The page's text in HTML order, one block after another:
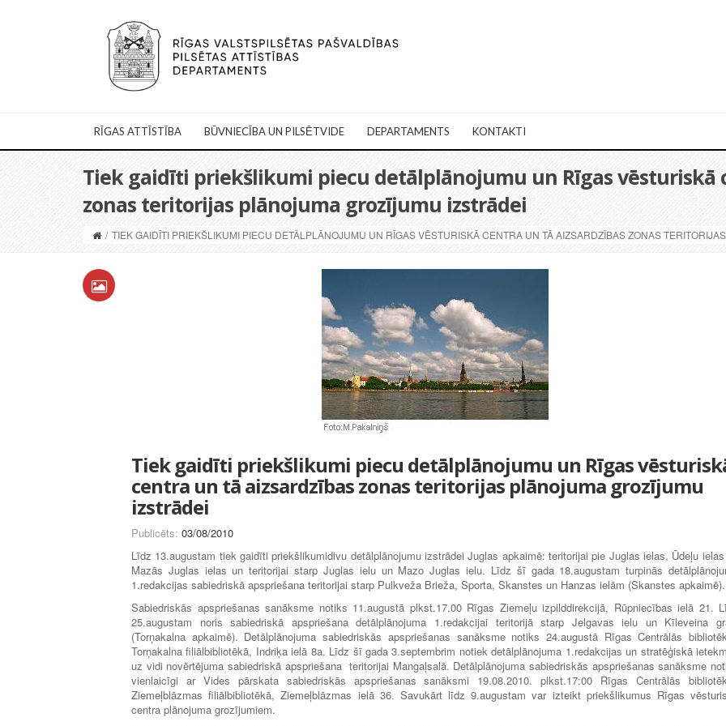
RĪGAS ATTĪSTĪBA BŪVNIECĪBA UN PILSĒTVIDE DEPARTAMENTS KONTAKTI
Tiek gaidīti priekšlikumi piecu detālplānojumu un Rīgas vēsturiskā
zonas teritorijas plānojuma grozījumu izstrādei
/ TIEK GAIDĪTI PRIEKŠLIKUMI PIECU DETĀLPLĀNOJUMU UN RĪGAS VĒSTURISKĀ CENTRA UN TĀ AIZSARDZĪBAS ZONAS
Tiek gaidīti priekšlikumi piecu detālplānojumu un Rīgas
centra un tā aizsardzības zonas teritorijas plānojuma grozījumu
izstrādei
Publicēts: 03/08/2010
Līdz 13.augustam tiek gaidīti priekšlikumidivu detālplānojumu izstrādei Juglas apkaimē: teritorijai pie Juglas ielas, Ūdeļu
Mazās Juglas ielas un teritorijai starp Juglas ielu un Mazo Juglas ielu. Līdz šī gada 18.augustam turpinās
1.redakcijas sabiedriskā apspriešana teritorijai starp Pulkveža Brieža, Sporta, Skanstes un Hanzas ielām (Skanstes apkaimē).
Sabiedriskās apspriešanas sanāksme notiks 11.augustā plkst.17.00 Rīgas Ziemeļu izpilddirekcijā, Rūpniecības ielā 21.
25.augustam noris sabiedriskā apspriešana detālplānojuma 1.redakcijai teritorijā starp Jelgavas ielu un Kīleveina
(Torņakalna apkaimē). Detālplānojuma sabiedriskās apspriešanas sanāksme notiks 24.augustā Rīgas Centrālās
Torņakalna filiālbibliotēkā, Indriķa ielā 8a. Līdz šī gada 3.septembrim notiek detālplānojuma 1.redakcijas un stratēģiskā
uz vidi novērtējuma sabiedriskā apspriešana teritorijai Mangaļsalā. Detālplānojuma sabiedriskās apspriešanas sanāksme
vienlaicīgi ar Vides pārskata sabiedriskās apspriešanas sanāksmi 19.08.2010. plkst.17:00 Rīgas Centrālās
Ziemeļblāzmas filiālbibliotēkā, Ziemeļblāzmas ielā 36. Savukārt līdz 9.augustam var izteikt priekšlikumus Rīgas
centra plānojuma grozījumiem.